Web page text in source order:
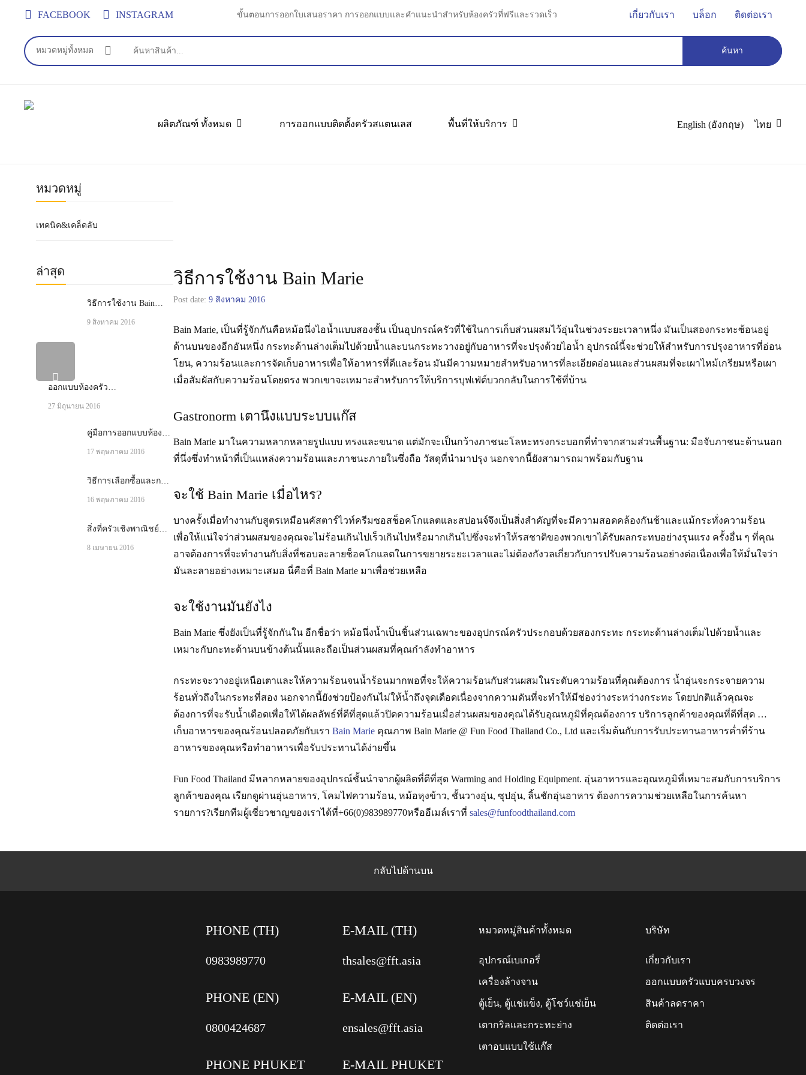
content
FACEBOOK INSTAGRAM ขั้นตอนการออกใบเสนอราคา การออกแบบและคำแนะนำสำหรับห้องครัวที่ฟรีและรวดเร็ว เกี่ยวกับเรา บล็อก ติดต่อเรา
หมวดหมู่ทั้งหมด ค้นหา
ผลิตภัณฑ์ ทั้งหมด การออกแบบติดตั้งครัวสแตนเลส พื้นที่ให้บริการ English (อังกฤษ) ไทย
หมวดหมู่
เทคนิค&เคล็ดลับ
ล่าสุด
วิธีการใช้งาน Bain
9 สิงหาคม 2016
ออกแบบห้องครัว
สำหรับร้านอาหาร
27 มิถุนายน 2016
คู่มือการออกแบบห้อง
17 พฤษภาคม 2016
วิธีการเลือกซื้อและการ
16 พฤษภาคม 2016
สิ่งที่ครัวเชิงพาณิชย์
8 เมษายน 2016
วิธีการใช้งาน Bain Marie
Post date: 9 สิงหาคม 2016
Bain Marie, เป็นที่รู้จักกันคือหม้อนึ่งไอน้ำแบบสองชั้น เป็นอุปกรณ์ครัวที่ใช้ในการเก็บส่วนผสมไว้อุ่นในช่วงระยะเวลาหนึ่ง มันเป็นสองกระทะซ้อนอยู่
ด้านบนของอีกอันหนึ่ง กระทะด้านล่างเต็มไปด้วยน้ำและบนกระทะวางอยู่กับอาหารที่จะปรุงด้วยไอน้ำ อุปกรณ์นี้จะช่วยให้สำหรับการปรุงอาหารที่อ่อน
โยน, ความร้อนและการจัดเก็บอาหารเพื่อให้อาหารที่ดีและร้อน มันมีความหมายสำหรับอาหารที่ละเอียดอ่อนและส่วนผสมที่จะเผาไหม้เกรียมหรือเผา
เมื่อสัมผัสกับความร้อนโดยตรง พวกเขาจะเหมาะสำหรับการให้บริการบุฟเฟ่ต์บวกกลับในการใช้ที่บ้าน
Gastronorm เตานึงแบบระบบแก๊ส
Bain Marie มาในความหลากหลายรูปแบบ ทรงและขนาด แต่มักจะเป็นกว้างภาชนะโลหะทรงกระบอกที่ทำจากสามส่วนพื้นฐาน: มือจับภาชนะด้านนอก
ที่นึ่งซึ่งทำหน้าที่เป็นแหล่งความร้อนและภาชนะภายในซึ่งถือ วัสดุที่นำมาปรุง นอกจากนี้ยังสามารถมาพร้อมกับฐาน
จะใช้ Bain Marie เมื่อไหร?
บางครั้งเมื่อทำงานกับสูตรเหมือนคัสตาร์ไวท์ครีมซอสช็อคโกแลตและสปอนจ์จึงเป็นสิ่งสำคัญที่จะมีความสอดคล้องกันช้าและแม้กระทั่งความร้อน
เพื่อให้แน่ใจว่าส่วนผสมของคุณจะไม่ร้อนเกินไปเร็วเกินไปหรือมากเกินไปซึ่งจะทำให้รสชาติของพวกเขาได้รับผลกระทบอย่างรุนแรง ครั้งอื่น ๆ ที่คุณ
อาจต้องการที่จะทำงานกับสิ่งที่ชอบละลายช็อคโกแลตในการขยายระยะเวลาและไม่ต้องกังวลเกี่ยวกับการปรับความร้อนอย่างต่อเนื่องเพื่อให้มั่นใจว่า
มันละลายอย่างเหมาะเสมอ นี่คือที่ Bain Marie มาเพื่อช่วยเหลือ
จะใช้งานมันยังไง
Bain Marie ซึ่งยังเป็นที่รู้จักกันใน อีกชื่อว่า หม้อนึ่งน้ำเป็นชิ้นส่วนเฉพาะของอุปกรณ์ครัวประกอบด้วยสองกระทะ กระทะด้านล่างเต็มไปด้วยน้ำและ
เหมาะกับกะทะด้านบนข้างต้นนั้นและถือเป็นส่วนผสมที่คุณกำลังทำอาหาร
กระทะจะวางอยู่เหนือเตาและให้ความร้อนจนน้ำร้อนมากพอที่จะให้ความร้อนกับส่วนผสมในระดับความร้อนที่คุณต้องการ น้ำอุ่นจะกระจายความ
ร้อนทั่วถึงในกระทะที่สอง นอกจากนี้ยังช่วยป้องกันไม่ให้น้ำถึงจุดเดือดเนื่องจากความดันที่จะทำให้มีช่องว่างระหว่างกระทะ โดยปกติแล้วคุณจะ
ต้องการที่จะรับน้ำเดือดเพื่อให้ได้ผลลัพธ์ที่ดีที่สุดแล้วปิดความร้อนเมื่อส่วนผสมของคุณได้รับอุณหภูมิที่คุณต้องการ บริการลูกค้าของคุณที่ดีที่สุด …
เก็บอาหารของคุณร้อนปลอดภัยกับเรา Bain Marieคุณภาพ Bain Marie @ Fun Food Thailand Co., Ltd และเริ่มต้นกับการรับประทานอาหารค่ำที่ร้าน
อาหารของคุณหรือทำอาหารเพื่อรับประทานได้ง่ายขึ้น
Fun Food Thailand มีหลากหลายของอุปกรณ์ชั้นนำจากผู้ผลิตที่ดีที่สุด Warming and Holding Equipment. อุ่นอาหารและอุณหภูมิที่เหมาะสมกับการบริการ
ลูกค้าของคุณ เรียกดูผ่านอุ่นอาหาร, โคมไฟความร้อน, หม้อหุงข้าว, ชั้นวางอุ่น, ซุปอุ่น, ลิ้นชักอุ่นอาหาร ต้องการความช่วยเหลือในการค้นหา
รายการ?เรียกทีมผู้เชี่ยวชาญของเราได้ที่+66(0)983989770หรืออีเมล์เราที่ sales@funfoodthailand.com
กลับไปด้านบน
PHONE (TH)
0983989770
PHONE (EN)
0800424687
PHONE PHUKET
E-MAIL (TH)
thsales@fft.asia
E-MAIL (EN)
ensales@fft.asia
E-MAIL PHUKET
หมวดหมู่สินค้าทั้งหมด
อุปกรณ์เบเกอรี่
เครื่องล้างจาน
ตู้เย็น, ตู้แช่แข็ง, ตู้โชว์แช่เย็น
เตากริลและกระทะย่าง
เตาอบแบบใช้แก๊ส
บริษัท
เกี่ยวกับเรา
ออกแบบครัวแบบครบวงจร
สินค้าลดราคา
ติดต่อเรา